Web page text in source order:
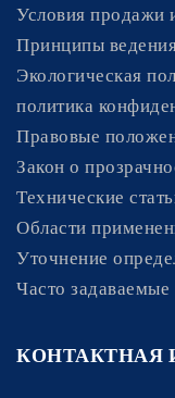
Условия продажи
Принципы
Экологическая
политика
Правовые
Закон о
Технические
Области
Уточнение
Часто